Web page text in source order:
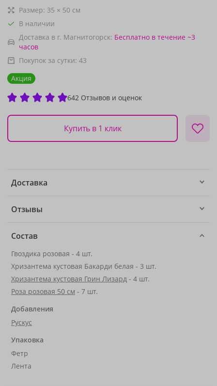
Размер: 35 × 50 см
В наличии
Доставка в г. Магнитогорск: Бесплатно в течение ~3
часов
Покупок за сутки: 43
Акция
642 Отзывов и оценок
Купить в 1 клик
Доставка
Отзывы
Состав
Гвоздика розовая - 4 шт.
Хризантема кустовая Бакарди белая - 3 шт.
Хризантема кустовая Грин Лизард - 4 шт.
Роза розовая 50 см - 7 шт.
Добавления
Рускус
Упаковка
Фетр
Лента